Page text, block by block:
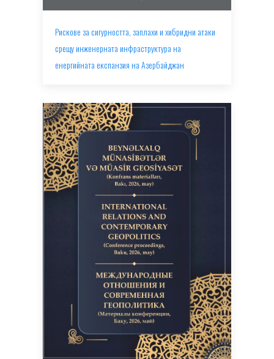
Рискове за сигурността, заплахи и хибридни атаки
срещу инженерната инфраструктура на
енергийната експанзия на Азербайджан